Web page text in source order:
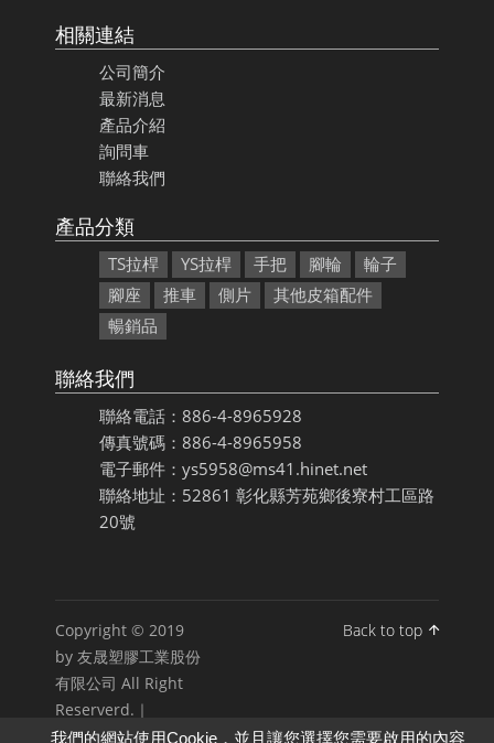
相關連結
公司簡介
最新消息
產品介紹
詢問車
聯絡我們
產品分類
TS拉桿 YS拉桿 手把 腳輪
輪子
腳座
推車 側片
其他皮箱配件
暢銷品
聯絡我們
聯絡電話：886-4-8965928
傳真號碼：886-4-8965958
電子郵件：ys5958@ms41.hinet.net
聯絡地址：52861 彰化縣芳苑鄉後寮村工區路
20號
Copyright © 2019
by 友晟塑膠工業股份
有限公司 All Right
Reserverd.｜
Back to top
我們的網站使用Cookie，並且讓您選擇您需要啟用的內容